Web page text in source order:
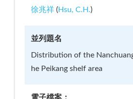
徐兆祥(Hsu, C.H.)
並列題名
Distribution of the
he Peikang shelf area